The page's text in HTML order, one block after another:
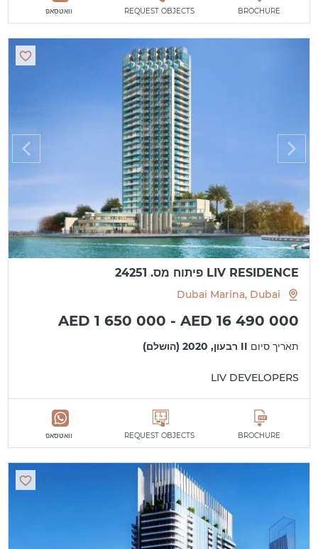
BROCHURE
REQUEST OBJECTS וואטסאפ
LIV RESIDENCE פיתוח מס. 24251
Dubai Marina, Dubai
AED 1 650 000 - AED 16 490 000
תאריך סיום II רבעון, 2020 (הושלם)
LIV DEVELOPERS
BROCHURE
REQUEST OBJECTS וואטסאפ